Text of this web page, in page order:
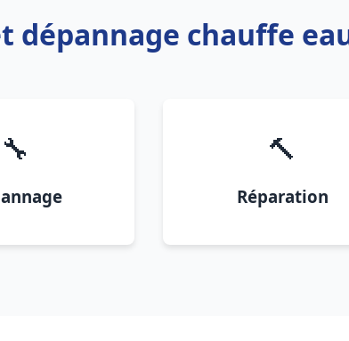
dépannage chauffe
🔧 🔨
Réparation